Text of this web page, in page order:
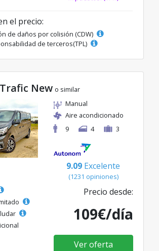
el precio:
de daños por colisión (CDW)
de terceros(TPL)
New o similar
Manual
Aire acondicionado
9
4 3
9.09 Excelente
(1231 opiniones)
Precio desde:
109€/día
Ver oferta